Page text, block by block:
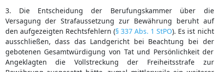
3. Die Entscheidung der Berufungskammer über die
Versagung der Strafaussetzung zur Bewährung beruht auf
den aufgezeigten Rechtsfehlern (§ 337 Abs. 1 StPO). Es ist nicht
ausschließen, dass das Landgericht bei Beachtung bei der
gebotenen Gesamtwürdigung von Tat und Persönlichkeit der
Angeklagten die Vollstreckung der Freiheitsstrafe zur